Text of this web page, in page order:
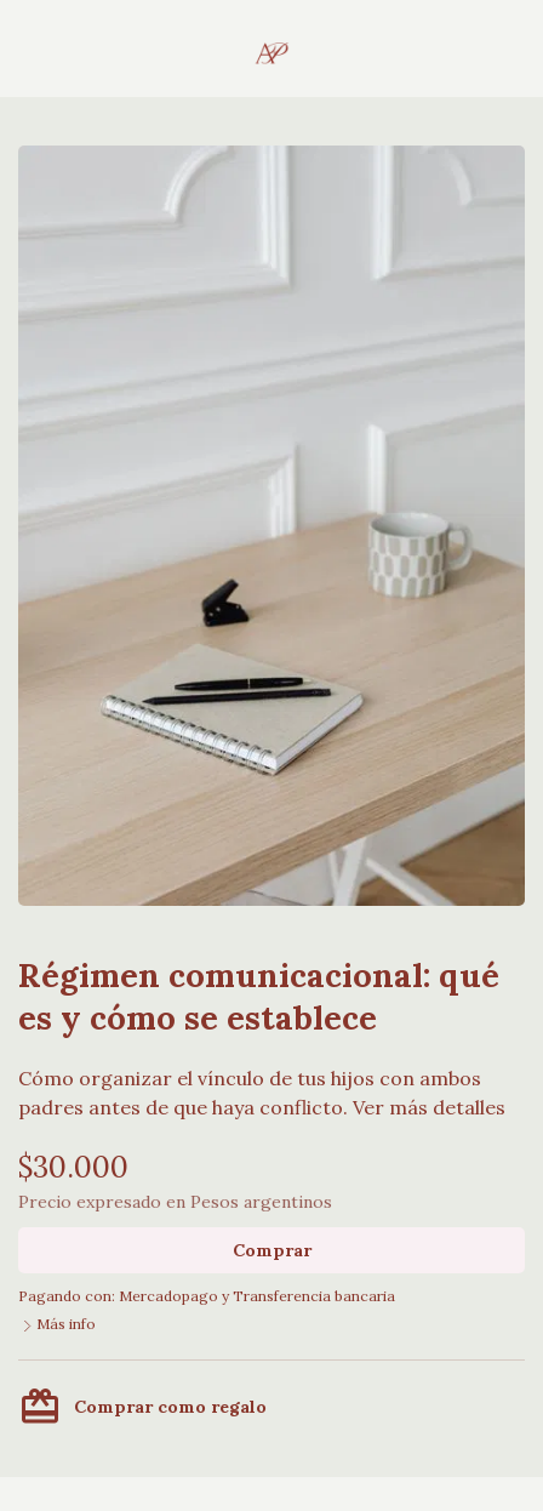
Régimen comunicacional: qué
es y cómo se establece
Cómo organizar el vínculo de tus hijos con ambos
padres antes de que haya conflicto. Ver más detalles
$30.000
Precio expresado en Pesos argentinos
Comprar
Pagando con: Mercadopago y Transferencia bancaria
Más info
card_giftcard Comprar como regalo